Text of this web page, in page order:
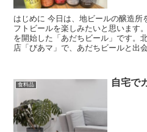
はじめに 今日は、地ビールの醸造所
フトビールを楽しみたいと思います
を開始した「あだちビール」です。
店「びあマ」で、あだちビールと出
食料品 自宅で